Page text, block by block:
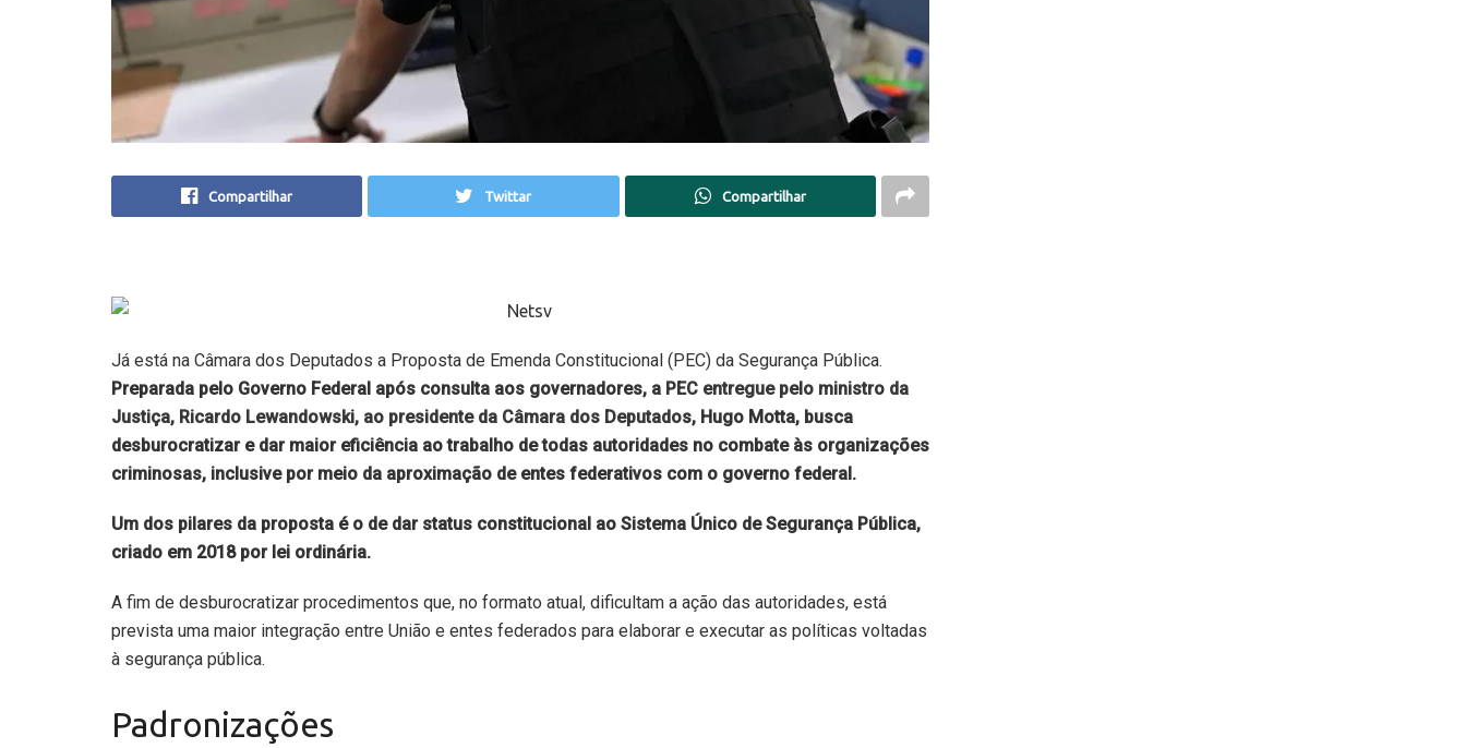
Compartilhar Twittar Compartilhar
Já está na Câmara dos Deputados a Proposta de Emenda Constitucional (PEC) da Segurança Pública.
Preparada pelo Governo Federal após consulta aos governadores, a PEC entregue pelo ministro da
Justiça, Ricardo Lewandowski, ao presidente da Câmara dos Deputados, Hugo Motta, busca
desburocratizar e dar maior eficiência ao trabalho de todas autoridades no combate às organizações
criminosas, inclusive por meio da aproximação de entes federativos com o governo federal.
Um dos pilares da proposta é o de dar status constitucional ao Sistema Único de Segurança Pública,
criado em 2018 por lei ordinária.
A fim de desburocratizar procedimentos que, no formato atual, dificultam a ação das autoridades, está
prevista uma maior integração entre União e entes federados para elaborar e executar as políticas voltadas
à segurança pública.
Padronizações